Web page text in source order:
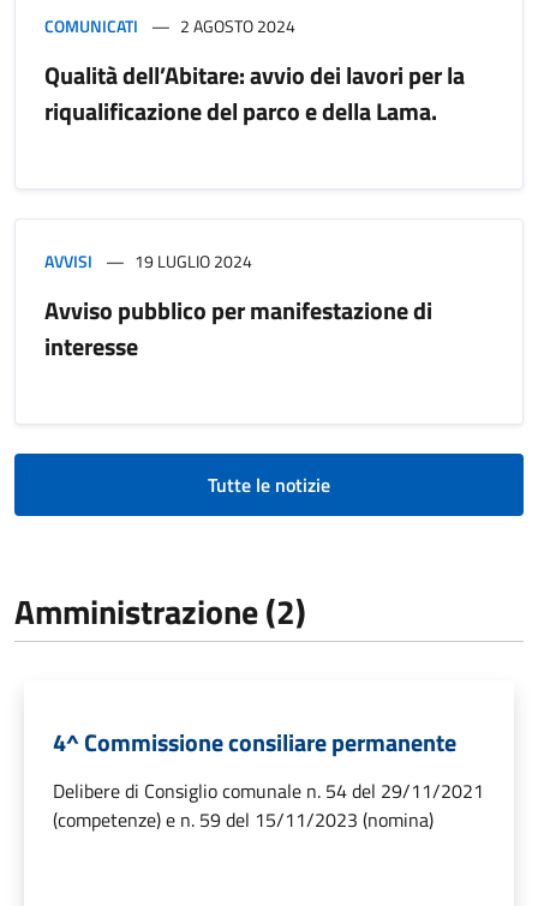
COMUNICATI 2 AGOSTO 2024
Qualità dell’Abitare: avvio dei lavori per la
riqualificazione del parco e della Lama.
AVVISI 19 LUGLIO 2024
Avviso pubblico per manifestazione di
interesse
Tutte le notizie
Amministrazione (2)
4^ Commissione consiliare permanente
Delibere di Consiglio comunale n. 54 del 29/11/2021
(competenze) e n. 59 del 15/11/2023 (nomina)